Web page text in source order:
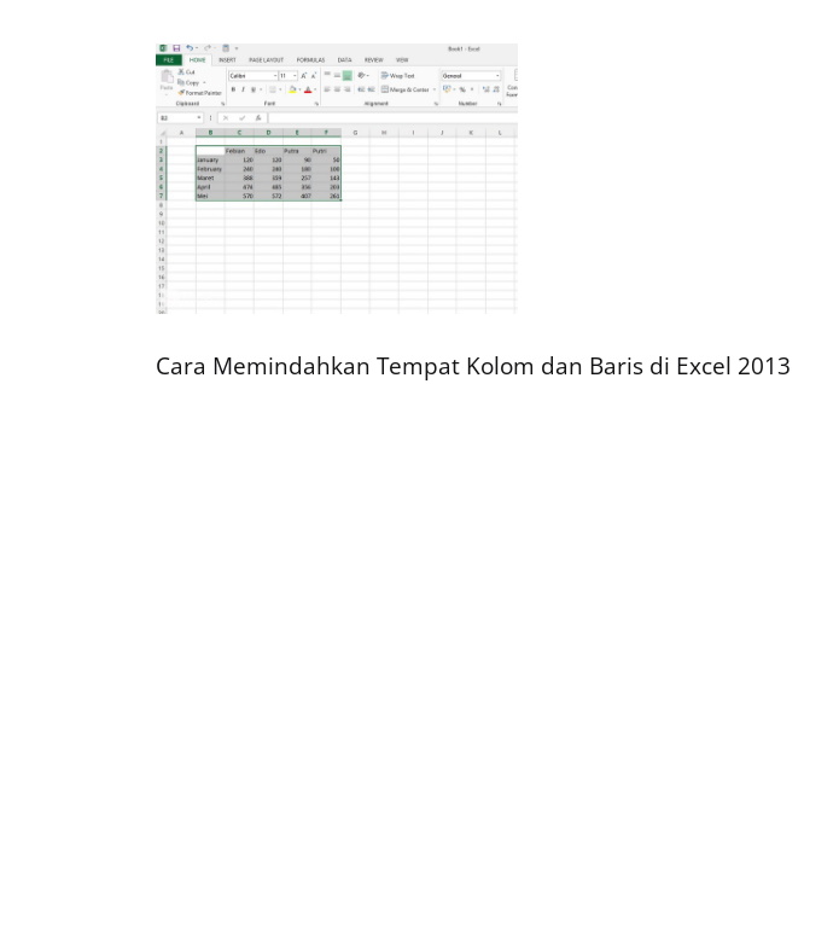
Cara Memindahkan Tempat Kolom dan Baris di Excel 2013